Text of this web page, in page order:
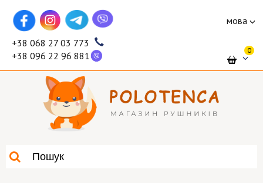
мова
+38 068 27 03 773
+38 096 22 96 881
0